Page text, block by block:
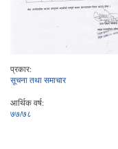
प्रकार:
सूचना तथा समाचार
आर्थिक वर्ष:
७७/७८